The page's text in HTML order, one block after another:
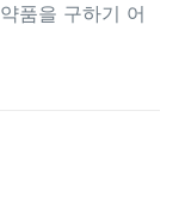
품을 구하기 어